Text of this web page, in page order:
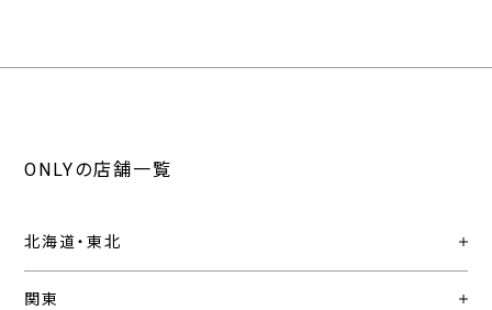
ONLYの店舗一覧
北海道・東北
関東